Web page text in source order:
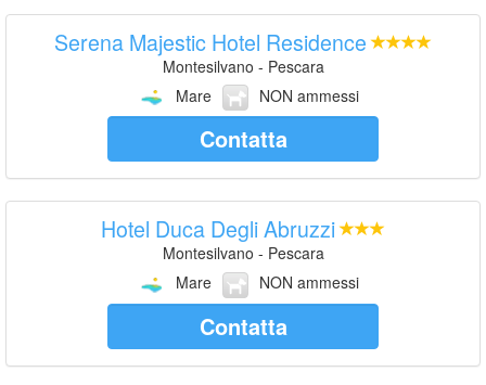
Serena Majestic Hotel Residence
Montesilvano - Pescara
Mare
NON ammessi
Contatta
Hotel Duca Degli Abruzzi
Montesilvano - Pescara
Mare
NON ammessi
Contatta